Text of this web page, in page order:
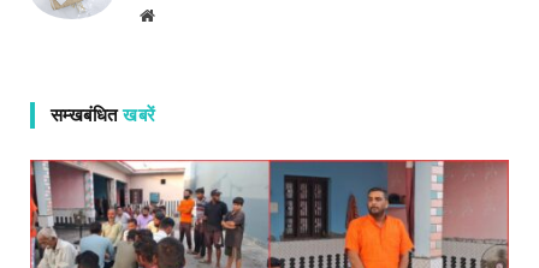
Website
सम्खबंधितखबरें